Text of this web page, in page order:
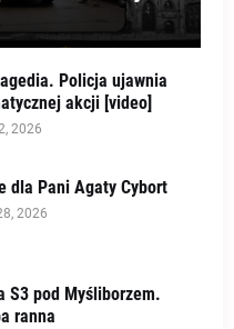
Policja ujawnia
akcji [video]
2026
dla Pani Agaty Cybort
2026
S3 pod Myśliborzem.
ranna